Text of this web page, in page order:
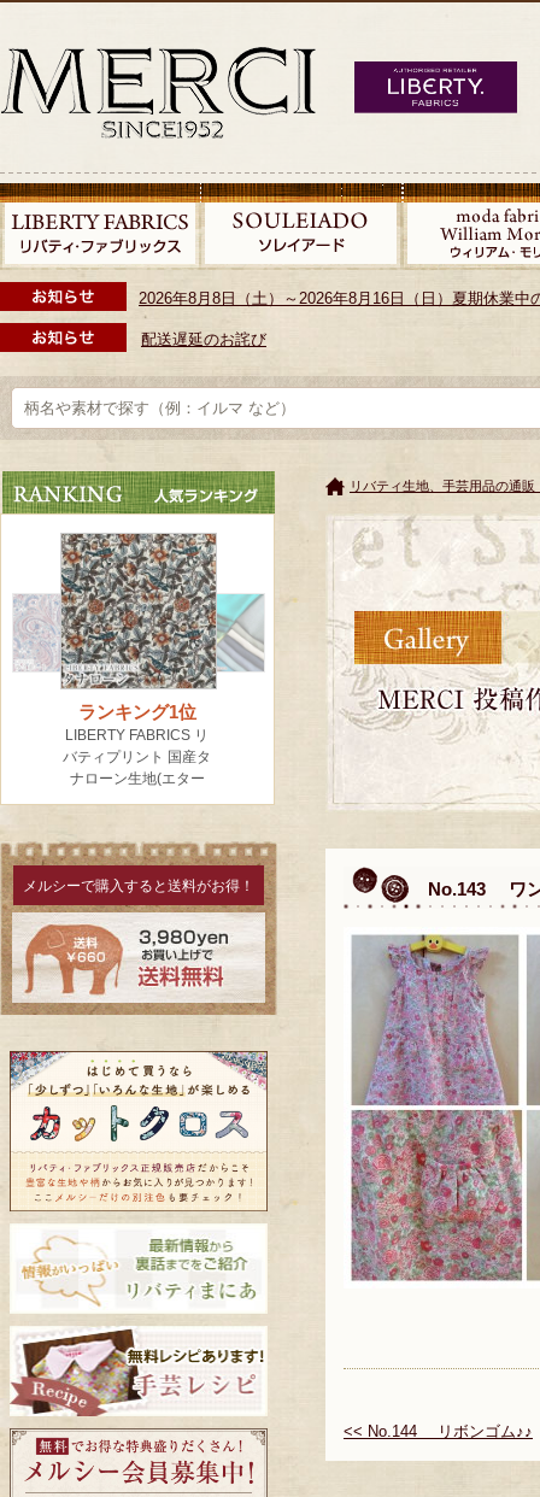
2026年8月8日（土）～2026年8月16日（日）夏期休業中
配送遅延のお詫び
メルシーで購入すると送料がお得！
リバティ生地、手芸用品の通
No.143 ワ
<< No.144 リボンゴム♪♪